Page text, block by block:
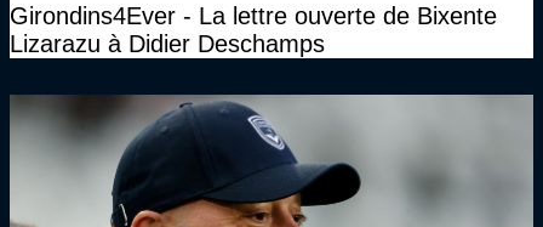
Girondins4Ever - La lettre ouverte de Bixente
Lizarazu à Didier Deschamps